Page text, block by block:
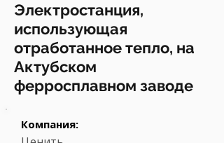
Электростанция,
использующая
отработанное тепло, на
Актубском
ферросплавном заводе
Компания: